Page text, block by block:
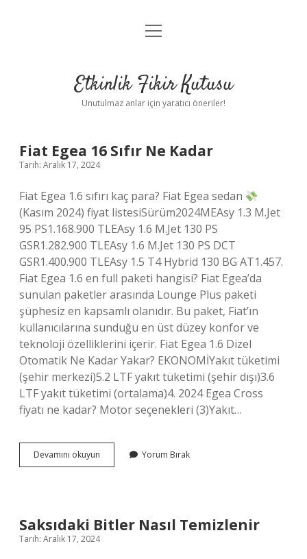
Anasayfa
Yasal Uyarı
menüyü
Etkinlik Fikir Kutusu
Unutulmaz anlar için yaratıcı öneriler!
Etkinlik
Fikir
Kutusu
Yazılar
Fiat Egea 16 Sıfır Ne Kadar
Tarih: Aralık 17, 2024
Fiat Egea 1.6 sıfırı kaç para? Fiat Egea sedan
(Kasım 2024) fiyat listesiSürüm2024MEAsy 1.3 M.Jet
95 PS1.168.900 TLEAsy 1.6 M.Jet 130 PS
GSR1.282.900 TLEAsy 1.6 M.Jet 130 PS DCT
GSR1.400.900 TLEAsy 1.5 T4 Hybrid 130 BG AT1.457.
Fiat Egea 1.6 en full paketi hangisi? Fiat Egea’da
sunulan paketler arasında Lounge Plus paketi
şüphesiz en kapsamlı olanıdır. Bu paket, Fiat’ın
kullanıcılarına sunduğu en üst düzey konfor ve
teknoloji özelliklerini içerir. Fiat Egea 1.6 Dizel
Otomatik Ne Kadar Yakar? EKONOMİYakıt tüketimi
(şehir merkezi)5.2 LTF yakıt tüketimi (şehir dışı)3.6
LTF yakıt tüketimi (ortalama)4. 2024 Egea Cross
fiyatı ne kadar? Motor seçenekleri (3)Yakıt…
Devamını okuyun
Egea
Yorum Bırak
Saksıdaki Bitler Nasıl Temizlenir
Tarih: Aralık 17, 2024